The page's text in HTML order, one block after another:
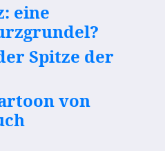
eine
Spitze der
von